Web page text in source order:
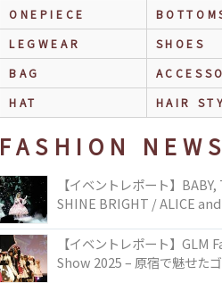
ONEPIECE
LEGWEAR
SHOES
BAG
HAT
HAIR
FASHION NEWS
【イベントレポート】
SHINE BRIGHT / ALICE
TOKYO
【イベントレポート】GLM
Show 2025 – 原宿で魅せた